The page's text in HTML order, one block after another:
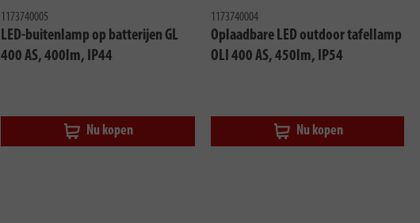
1173740005
LED-buitenlamp op batterijen GL
400 AS, 400lm, IP44
Nu kopen
1173740004
Oplaadbare LED outdoor tafellamp
OLI 400 AS, 450lm, IP54
Nu kopen